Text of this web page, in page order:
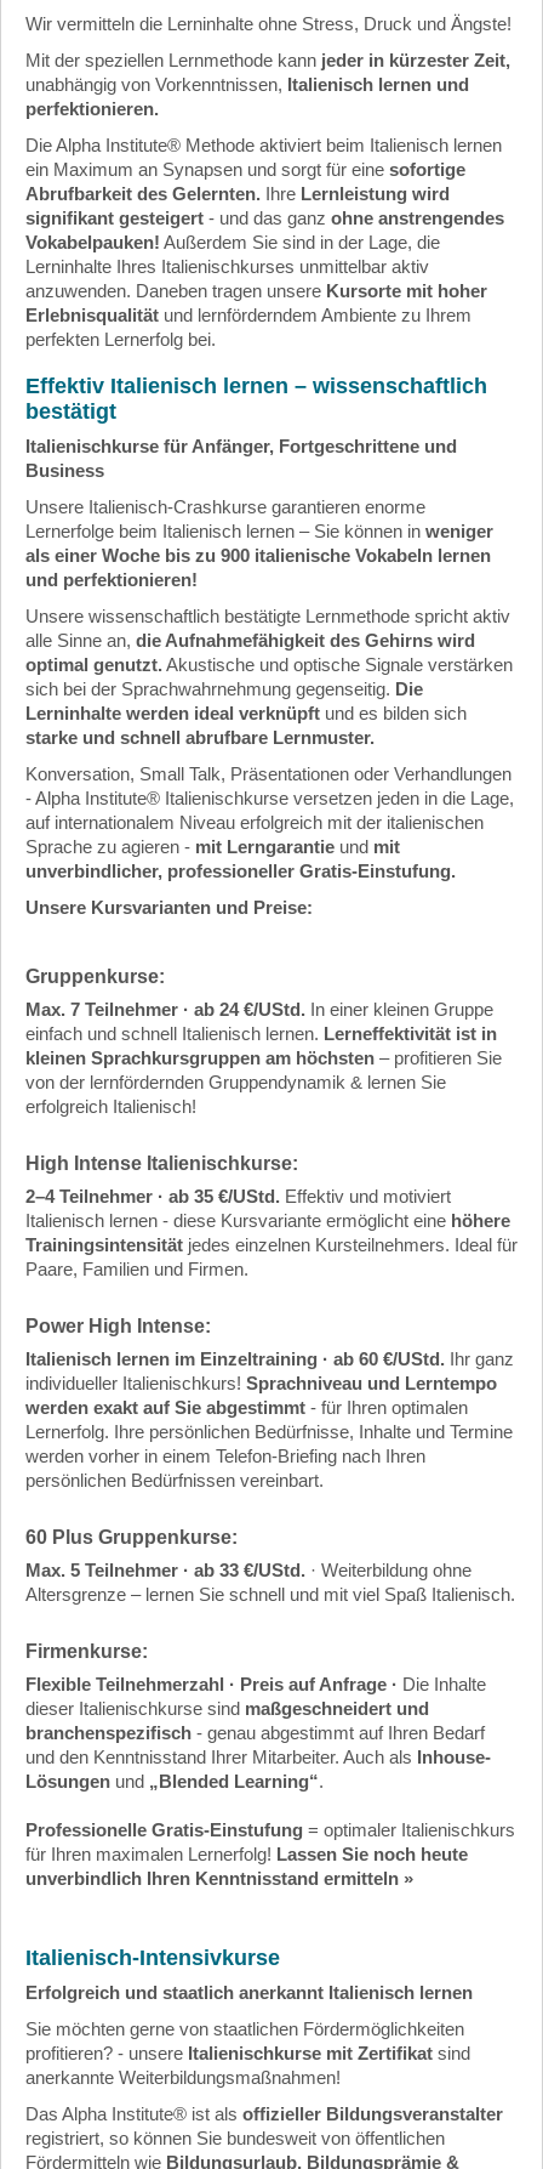
Wir vermitteln die Lerninhalte ohne Stress, Druck und Ängste!
Mit der speziellen Lernmethode kann jeder in kürzester Zeit,
unabhängig von Vorkenntnissen, Italienisch lernen und
perfektionieren.
Die Alpha Institute® Methode aktiviert beim Italienisch lernen
ein Maximum an Synapsen und sorgt für eine sofortige
Abrufbarkeit des Gelernten. Ihre Lernleistung wird
signifikant gesteigert - und das ganz ohne anstrengendes
Vokabelpauken! Außerdem Sie sind in der Lage, die
Lerninhalte Ihres Italienischkurses unmittelbar aktiv
anzuwenden. Daneben tragen unsere Kursorte mit hoher
Erlebnisqualität und lernförderndem Ambiente zu Ihrem
perfekten Lernerfolg bei.
Effektiv Italienisch lernen – wissenschaftlich
bestätigt
Italienischkurse für Anfänger, Fortgeschrittene und
Business
Unsere Italienisch-Crashkurse garantieren enorme
Lernerfolge beim Italienisch lernen – Sie können in weniger
als einer Woche bis zu 900 italienische Vokabeln lernen
und perfektionieren!
Unsere wissenschaftlich bestätigte Lernmethode spricht aktiv
alle Sinne an, die Aufnahmefähigkeit des Gehirns wird
optimal genutzt.Akustische und optische Signale verstärken
sich bei der Sprachwahrnehmung gegenseitig. Die
Lerninhalte werden ideal verknüpft und es bilden sich
starke und schnell abrufbare Lernmuster.
Konversation, Small Talk, Präsentationen oder Verhandlungen
- Alpha Institute® Italienischkurse versetzen jeden in die Lage,
auf internationalem Niveau erfolgreich mit der italienischen
Sprache zu agieren - mit Lerngarantie und mit
unverbindlicher, professioneller Gratis-Einstufung.
Unsere Kursvarianten und Preise:
Gruppenkurse:
Max. 7 Teilnehmer · ab 24 €/UStd. In einer kleinen Gruppe
einfach und schnell Italienisch lernen. Lerneffektivität ist in
kleinen Sprachkursgruppen am höchsten – profitieren Sie
von der lernfördernden Gruppendynamik & lernen Sie
erfolgreich Italienisch!
High Intense Italienischkurse:
2–4 Teilnehmer · ab 35 €/UStd. Effektiv und motiviert
Italienisch lernen - diese Kursvariante ermöglicht eine höhere
Trainingsintensität jedes einzelnen Kursteilnehmers. Ideal für
Paare, Familien und Firmen.
Power High Intense:
Italienisch lernen im Einzeltraining · ab 60 €/UStd. Ihr ganz
individueller Italienischkurs! Sprachniveau und Lerntempo
werden exakt auf Sie abgestimmt - für Ihren optimalen
Lernerfolg. Ihre persönlichen Bedürfnisse, Inhalte und Termine
werden vorher in einem Telefon-Briefing nach Ihren
persönlichen Bedürfnissen vereinbart.
60 Plus Gruppenkurse:
Max. 5 Teilnehmer · ab 33 €/UStd. · Weiterbildung ohne
Altersgrenze – lernen Sie schnell und mit viel Spaß Italienisch.
Firmenkurse:
Flexible Teilnehmerzahl · Preis auf Anfrage · Die Inhalte
dieser Italienischkurse sind maßgeschneidert und
branchenspezifisch - genau abgestimmt auf Ihren Bedarf
und den Kenntnisstand Ihrer Mitarbeiter. Auch als Inhouse-
Lösungen und „Blended Learning“.
Professionelle Gratis-Einstufung = optimaler Italienischkurs
für Ihren maximalen Lernerfolg! Lassen Sie noch heute
unverbindlich Ihren Kenntnisstand ermitteln »
Italienisch-Intensivkurse
Erfolgreich und staatlich anerkannt Italienisch lernen
Sie möchten gerne von staatlichen Fördermöglichkeiten
profitieren? - unsere Italienischkurse mit Zertifikat sind
anerkannte Weiterbildungsmaßnahmen!
Das Alpha Institute® ist als offizieller Bildungsveranstalter
registriert, so können Sie bundesweit von öffentlichen
Fördermitteln wie Bildungsurlaub, Bildungsprämie &